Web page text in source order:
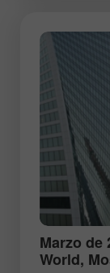
Marzo de
World,